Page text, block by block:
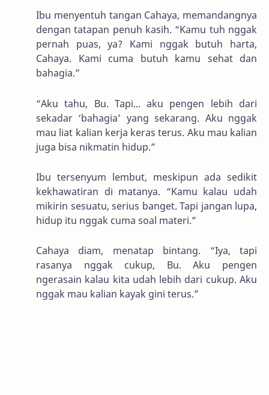
Ibu menyentuh tangan Cahaya, memandangnya
dengan tatapan penuh kasih. “Kamu tuh nggak
pernah puas, ya? Kami nggak butuh harta,
Cahaya. Kami cuma butuh kamu sehat dan
bahagia.”
“Aku tahu, Bu. Tapi... aku pengen lebih dari
sekadar ‘bahagia’ yang sekarang. Aku nggak
mau liat kalian kerja keras terus. Aku mau kalian
juga bisa nikmatin hidup.”
Ibu tersenyum lembut, meskipun ada sedikit
kekhawatiran di matanya. “Kamu kalau udah
mikirin sesuatu, serius banget. Tapi jangan lupa,
hidup itu nggak cuma soal materi.”
Cahaya diam, menatap bintang. “Iya, tapi
rasanya nggak cukup, Bu. Aku pengen
ngerasain kalau kita udah lebih dari cukup. Aku
nggak mau kalian kayak gini terus.”